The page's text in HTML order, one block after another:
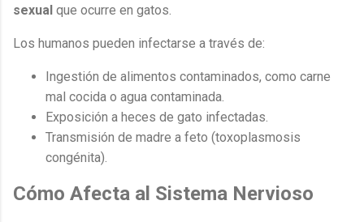
sexual que ocurre en gatos.
Los humanos pueden infectarse a través de:
Ingestión de alimentos contaminados, como carne
mal cocida o agua contaminada.
Exposición a heces de gato infectadas.
Transmisión de madre a feto (toxoplasmosis
congénita).
Cómo Afecta al Sistema Nervioso